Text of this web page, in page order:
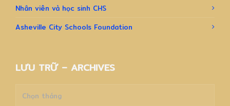
Nhân viên và học sinh CHS
Asheville City Schools Foundation
LƯU TRỮ – ARCHIVES
trữ